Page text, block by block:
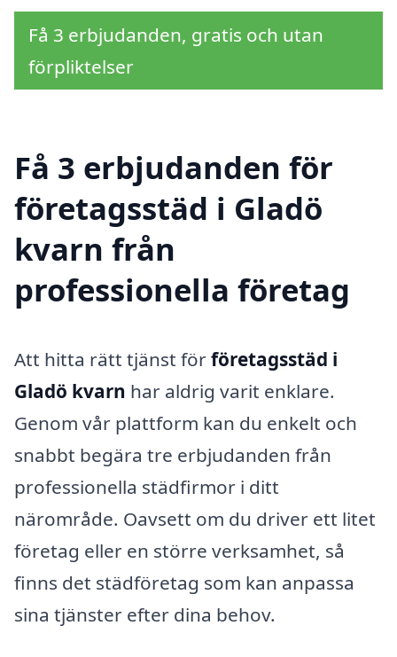
Få 3 erbjudanden, gratis och utan
förpliktelser
Få 3 erbjudanden för
företagsstäd i Gladö
kvarn från
professionella företag
Att hitta rätt tjänst förföretagsstäd i
Gladö kvarn har aldrig varit enklare.
Genom vår plattform kan du enkelt och
snabbt begära tre erbjudanden från
professionella städfirmor i ditt
närområde. Oavsett om du driver ett litet
företag eller en större verksamhet, så
finns det städföretag som kan anpassa
sina tjänster efter dina behov.